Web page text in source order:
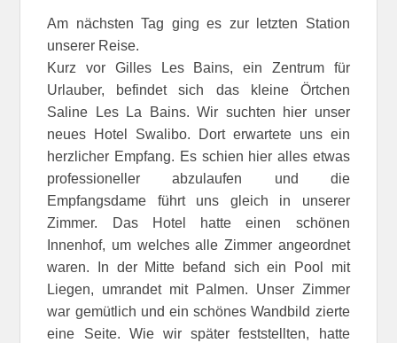
Am nächsten Tag ging es zur letzten Station
unserer Reise.
Kurz vor Gilles Les Bains, ein Zentrum für
Urlauber, befindet sich das kleine Örtchen
Saline Les La Bains. Wir suchten hier unser
neues Hotel Swalibo. Dort erwartete uns ein
herzlicher Empfang. Es schien hier alles etwas
professioneller abzulaufen und die
Empfangsdame führt uns gleich in unserer
Zimmer. Das Hotel hatte einen schönen
Innenhof, um welches alle Zimmer angeordnet
waren. In der Mitte befand sich ein Pool mit
Liegen, umrandet mit Palmen. Unser Zimmer
war gemütlich und ein schönes Wandbild zierte
eine Seite. Wie wir später feststellten, hatte